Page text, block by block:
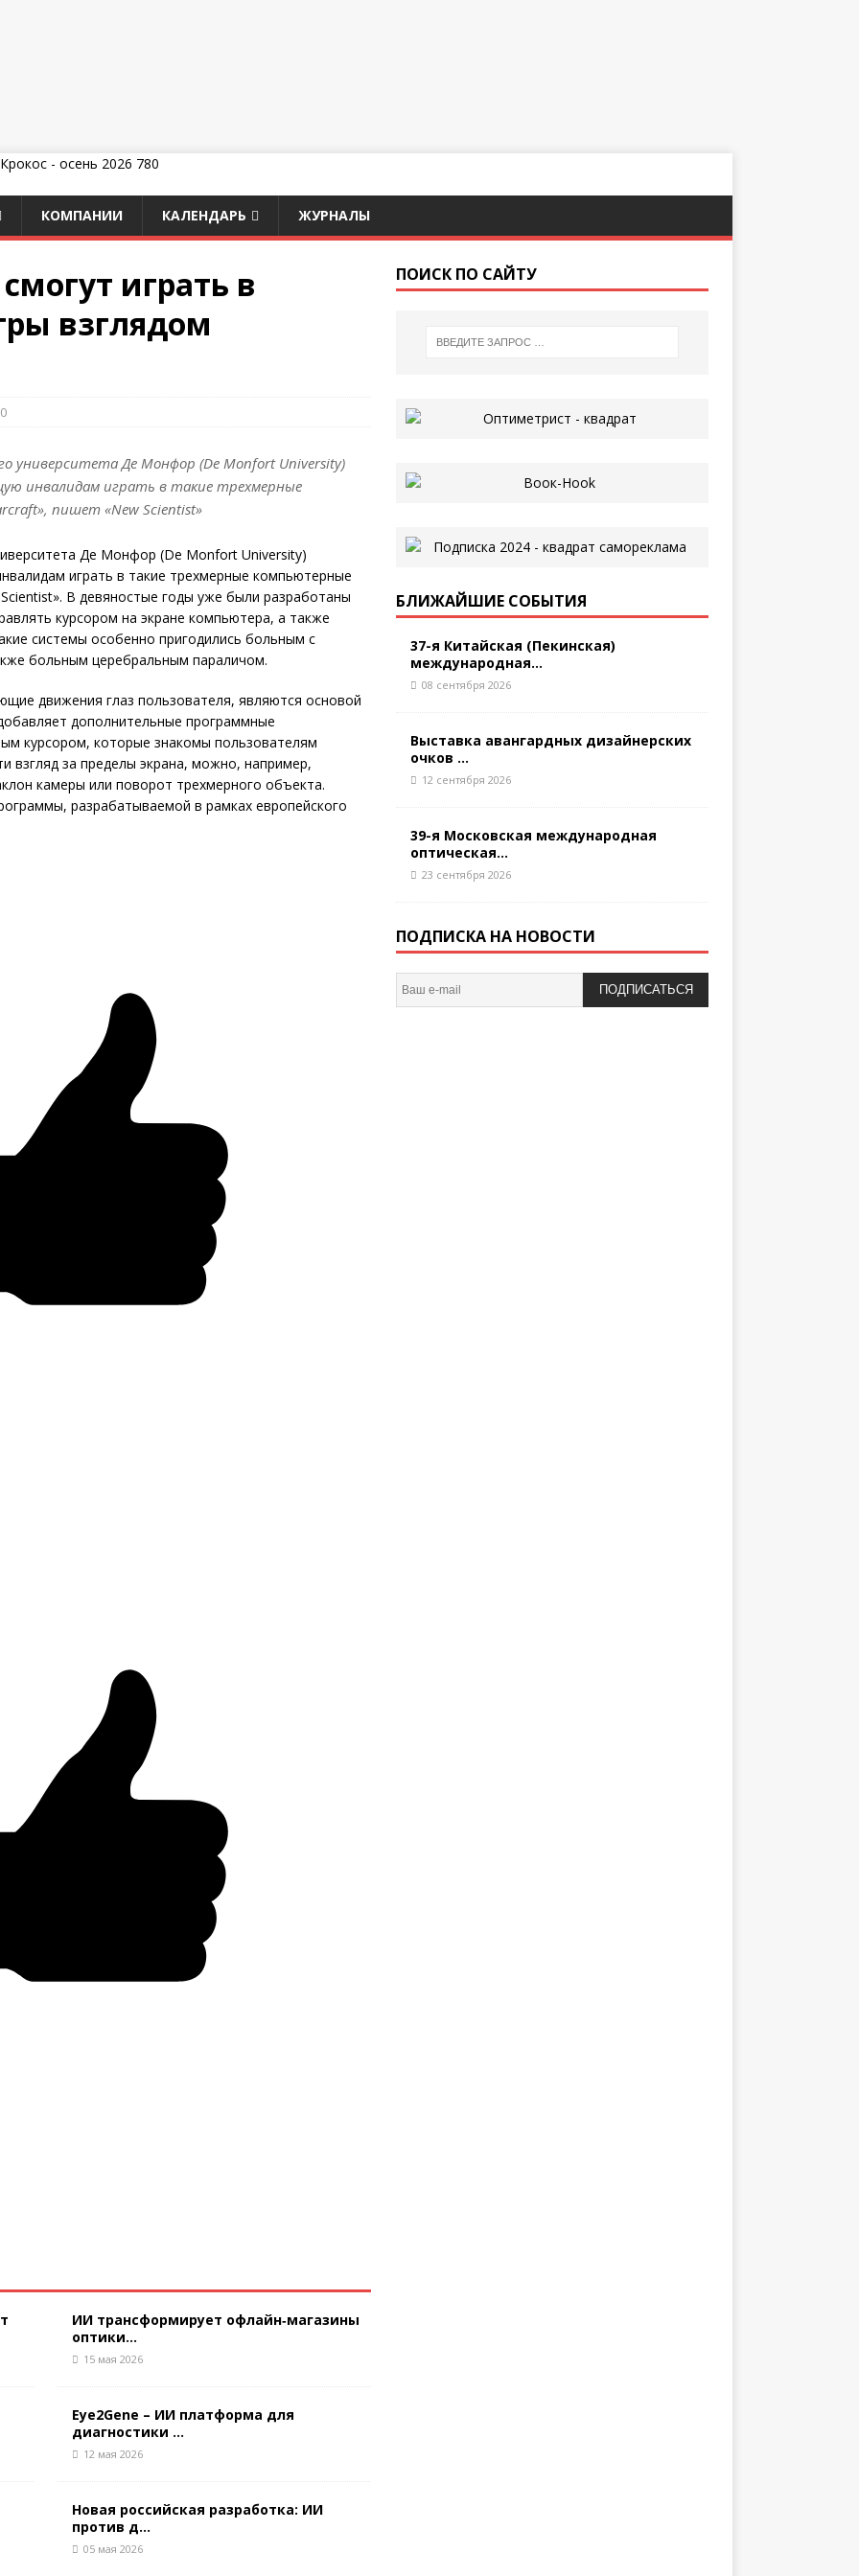
КОМПАНИИ КАЛЕНДАРЬ ЖУРНАЛЫ
играть в
взглядом
0
университета Де Монфор (De Monfort University)
инвалидам играть в такие трехмерные
пишет «New Scientist»
Де Монфор (De Monfort University)
играть в такие трехмерные компьютерные
В девяностые годы уже были разработаны
курсором на экране компьютера, а также
системы особенно пригодились больным с
больным церебральным параличом.
движения глаз пользователя, являются основой
дополнительные программные
курсором, которые знакомы пользователям
взгляд за пределы экрана, можно, например,
камеры или поворот трехмерного объекта.
разрабатываемой в рамках европейского
ИИ трансформирует офлайн‑магазины
оптики...
15 мая 2026
Eye2Gene – ИИ платформа для
диагностики ...
12 мая 2026
Новая российская разработка: ИИ
против д...
05 мая 2026
ПОИСК ПО САЙТУ
БЛИЖАЙШИЕ СОБЫТИЯ
37-я Китайская (Пекинская)
международная...
08 сентября 2026
Выставка авангардных дизайнерских
очков ...
12 сентября 2026
39-я Московская международная
оптическая...
23 сентября 2026
ПОДПИСКА НА НОВОСТИ
ПОДПИСАТЬСЯ